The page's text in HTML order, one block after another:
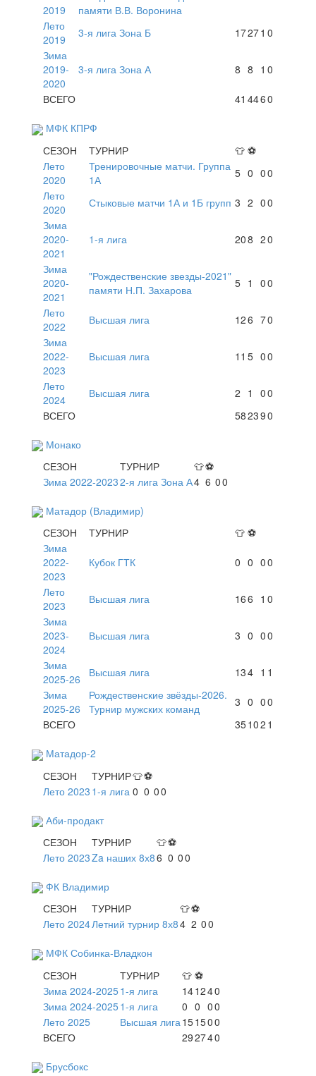
2019
памяти В.В. Воронина
Лето
2019
3-я лига Зона Б 17271 0
Зима
2019-
2020
3-я лига Зона А 8 8 1 0
ВСЕГО 41 4460
МФК КПРФ
СЕЗОН
ТУРНИР 👕 ⚽
Лето
2020
Тренировочные матчи. Группа
1А
5 0 00
Лето
2020
Стыковые матчи 1А и 1Б групп 3 2 00
Зима
2020-
2021
1-я лига 208 20
Зима
2020-
2021
"Рождественские звезды-2021"
памяти Н.П. Захарова
5 1 00
Лето
2022
Высшая лига 126 70
Зима
2022-
2023
Высшая лига 11 5 00
Лето
2024
Высшая лига 2 1 00
ВСЕГО
582390
Монако
СЕЗОН
ТУРНИР 👕⚽
Зима 2022-20232-я лига Зона А4 6 00
Матадор (Владимир)
СЕЗОН
ТУРНИР 👕 ⚽
Зима
2022-
2023
Кубок ГТК 0 0 00
Лето
2023
Высшая лига 166 1 0
Зима
2023-
2024
Высшая лига 3 0 00
Зима
2025-26
Высшая лига 134 1 1
Зима
2025-26
Рождественские звёзды-2026.
Турнир мужских команд
3 0 00
ВСЕГО
35102 1
Матадор-2
СЕЗОН
ТУРНИР👕⚽
Лето 2023 1-я лига 0 0 00
Аби-продакт
СЕЗОН
ТУРНИР 👕⚽
Лето 2023Za наших 8х86 0 00
ФК Владимир
СЕЗОН
ТУРНИР 👕⚽
Лето 2024Летний турнир 8х84 2 00
МФК Собинка-Владкон
СЕЗОН
ТУРНИР 👕 ⚽
Зима 2024-20251-я лига 141240
Зима 2024-20251-я лига 0 0 00
Лето 2025
Высшая лига 151500
ВСЕГО
292740
Брусбокс